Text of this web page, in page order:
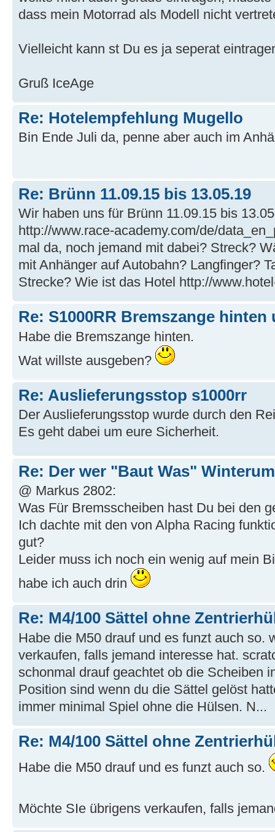
dass mein Motorrad als Modell nicht
Vielleicht kann st Du es ja seperat
Gruß IceAge
Re: Hotelempfehlung Mugello
Bin Ende Juli da, penne aber auch im
Re: Brünn 11.09.15 bis 13.05.19
Wir haben uns für Brünn 11.09.15 bis
http://www.race-academy.com/de/
mal da, noch jemand mit dabei? Streck?
mit Anhänger auf Autobahn? Langfinger?
Strecke? Wie ist das Hotel http://
Re: S1000RR Bremszange
Habe die Bremszange hinten.
Wat willste ausgeben?
Re: Auslieferungsstop s1000rr
Der Auslieferungsstop wurde durch den
Es geht dabei um eure Sicherheit.
Re: Der wer "Baut Was"
@ Markus 2802:
Was Für Bremsscheiben hast Du bei den
Ich dachte mit den von Alpha Racing
gut?
Leider muss ich noch ein wenig auf mein
habe ich auch drin
Re: M4/100 Sättel ohne
Habe die M50 drauf und es funzt auch so.
verkaufen, falls jemand interesse hat.
schonmal drauf geachtet ob die Scheiben
Position sind wenn du die Sättel gelöst
immer minimal Spiel ohne die Hülsen. N...
Re: M4/100 Sättel ohne
Habe die M50 drauf und es funzt auch so.
Möchte SIe übrigens verkaufen, falls